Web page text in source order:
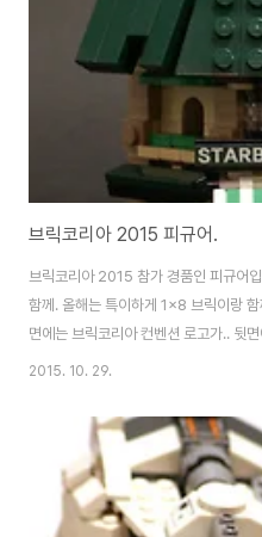
브릭코리아 2015 피규어.
브릭코리아 2015 참가 경품인 피규어
함께. 올해는 특이하게 1x8 브릭이랑
면에는 브릭코리아 컨벤션 로고가.. 뒷
BricKorea Convention 문구가 있네요
2015. 10. 29.